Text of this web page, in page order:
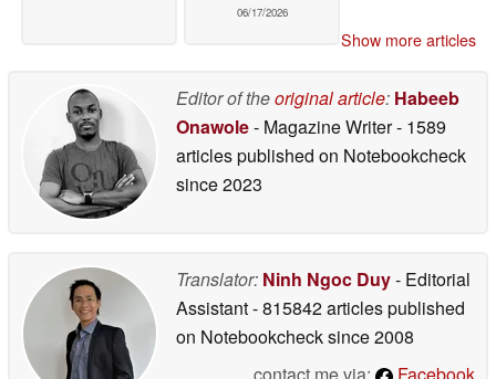
06/17/2026
Show more articles
Editor of theoriginal article: Habeeb
Onawole- Magazine Writer- 1589
articles published on Notebookcheck
since 2023
Translator: Ninh Ngoc Duy- Editorial
Assistant- 815842 articles published
on Notebookchecksince 2008